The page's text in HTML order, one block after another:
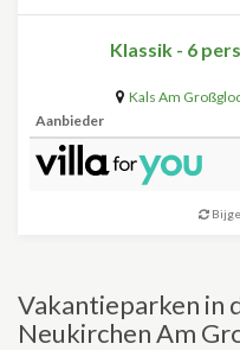
Klassik - 6
Kals Am
Aanbieder
Vakantieparken in
Neukirchen Am